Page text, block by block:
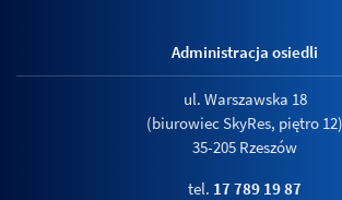
Administracja osiedli
ul. Warszawska 18
(biurowiec SkyRes, piętro 12)
35-205 Rzeszów
tel. 17 789 19 87